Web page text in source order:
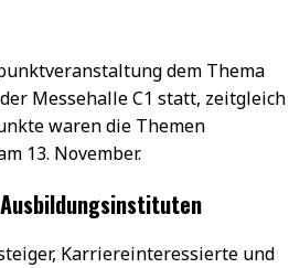
dem Thema
Messehalle C1 statt, zeitgleich
waren die Themen
13. November.
Karriereinteressierte und